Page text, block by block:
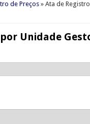
Canais
de Preços» Ata de
Unidade